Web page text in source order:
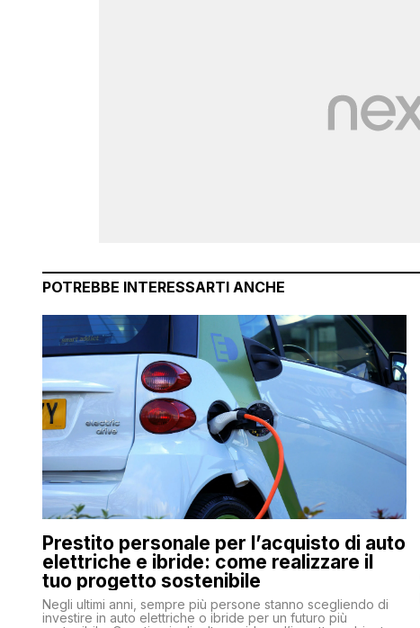
POTREBBE INTERESSARTI ANCHE
Prestito personale per l’acquisto di auto
elettriche e ibride: come realizzare il
tuo progetto sostenibile
Negli ultimi anni, sempre più persone stanno scegliendo di
investire in auto elettriche o ibride per un futuro più